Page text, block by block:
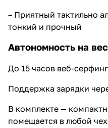
– Приятный тактильно
тонкий и прочный
Автономность на
До 15 часов веб-
Поддержка зарядки
В комплекте —
помещается в любой